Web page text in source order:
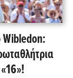
Wibledon: